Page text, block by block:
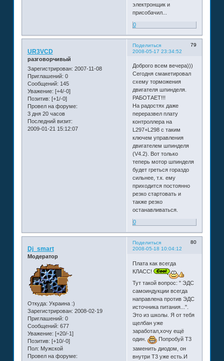
электронщик и
присобачил...
0
Поделиться
79
2008-05-17 23:34:52
UR3VCD
разговорчивый
Зарегистрирован: 2007-11-08
Приглашений: 0
Сообщений: 145
Уважение: [+4/-0]
Позитив: [+1/-0]
Провел на форуме:
3 дня 20 часов
Последний визит:
2009-01-21 15:12:07
Доброго всем вечера)))
Сегодня смакетировал
схему торможения
двигателя шпинделя.
РАБОТАЕТ!!!
На радостях даже
переразвел плату
контроллера на
L297+L298 с таким
ключем управления
двигателем шпинделя
(V4.2). Вот только
теперь мотор шпинделя
будет греться гораздо
сильнее, т.к. ему
приходится постоянно
резко стартовать и
также резко
останавливаться.
0
Поделиться
80
2008-05-18 10:04:12
Dj_smart
Модератор
Откуда: Украина :)
Зарегистрирован: 2008-02-19
Приглашений: 0
Сообщений: 677
Уважение: [+20/-1]
Позитив: [+10/-0]
Пол: Мужской
Провел на форуме:
Плата как всегда
КЛАСС!
Тут такой вопрос: " ЭДС
самоиндукции всегда
направлена против ЭДС
источника питания...".
Это из школы. Я от тебя
щелбан уже
заработал,хочу ещё
один.
Попробуй Т3
заменить диодом, он
внутри Т3 уже есть.И